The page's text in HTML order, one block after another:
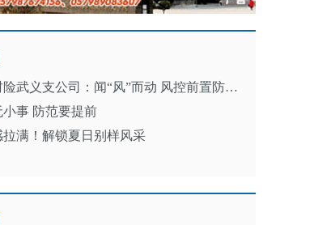
人保财险武义支公司：闻“风”而动 风控前置防御台风
小事 防范要提前
拉满！解锁夏日别样风采